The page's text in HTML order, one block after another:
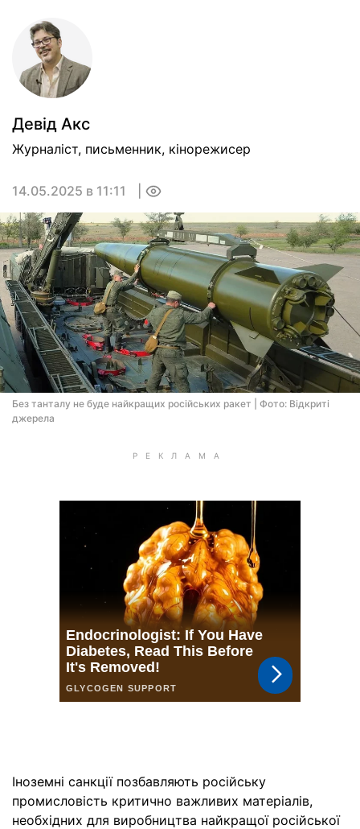
Девiд Акс
Журналіст, письменник, кінорежисер
14.05.2025 в 11:11
Без танталу не буде найкращих російських ракет | Фото: Відкриті
джерела
Іноземні санкції позбавляють російську
промисловість критично важливих матеріалів,
необхідних для виробництва найкращої російської